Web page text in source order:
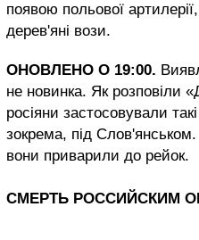
появою польової
дерев'яні вози.
ОНОВЛЕНО О 19:00.
не новинка. Як розповіли
росіяни застосовували
зокрема, під
вони приварили до рейок.
СМЕРТЬ РОССИЙСКИМ